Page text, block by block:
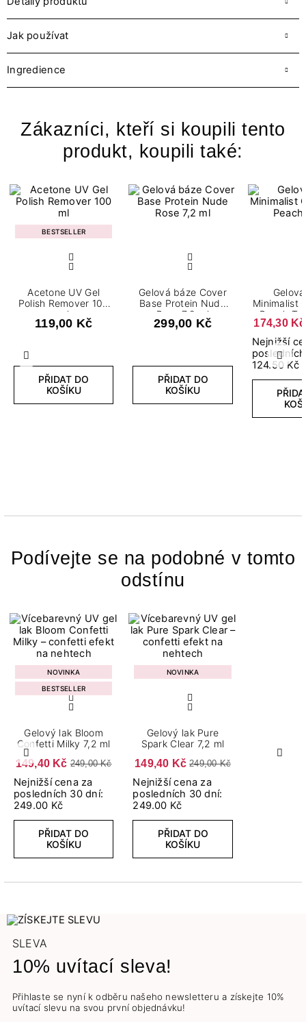
Jak používat
Ingredience
Zákazníci, kteří si koupili tento
produkt, koupili také:
Předchozí Další
BESTSELLER
Acetone UV Gel
Polish Remover 100
ml
119,00 Kč
PŘIDAT DO
KOŠÍKU
Gelová báze Cover
Base Protein Nude
Rose 7,2 ml
299,00 Kč
PŘIDAT DO
KOŠÍKU
Minimalist
Peach
174,30 Kč
Nejnižší
124.50 Kč
Podívejte se na podobné v tomto
odstínu
Předchozí Další
NOVINKA
BESTSELLER
Gelový lak Bloom
Confetti Milky 7,2 ml
149,40 Kč 249,00 Kč
Nejnižší cena za
posledních 30 dní:
249.00 Kč
PŘIDAT DO
KOŠÍKU
NOVINKA
Gelový lak Pure
Spark Clear 7,2 ml
149,40 Kč 249,00 Kč
Nejnižší cena za
posledních 30 dní:
249.00 Kč
PŘIDAT DO
KOŠÍKU
SLEVA
10% uvítací sleva!
Přihlaste se nyní k odběru našeho newsletteru a získejte 10%
uvítací slevu na svou první objednávku!